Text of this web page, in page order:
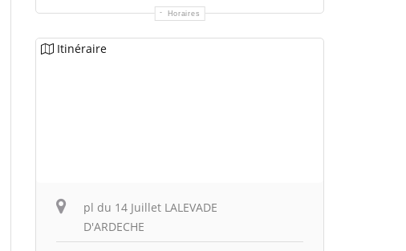
Horaires
Itinéraire
pl du 14 Juillet LALEVADE
D'ARDECHE